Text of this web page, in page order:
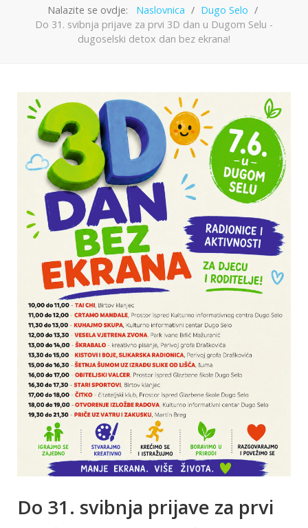
Nalazite se ovdje: Naslovnica
Dugo Selo
Do 31. svibnja prijave za prvi 3D dan u Dugom Selu -
dugoselski detox dan bez ekrana!
Do 31. svibnja prijave za prvi